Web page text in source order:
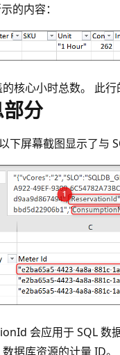
的内容：
核心小时总数。 此
分
下屏幕截图显示了与
会应用于 SQL 数
据库资源的计量 ID。